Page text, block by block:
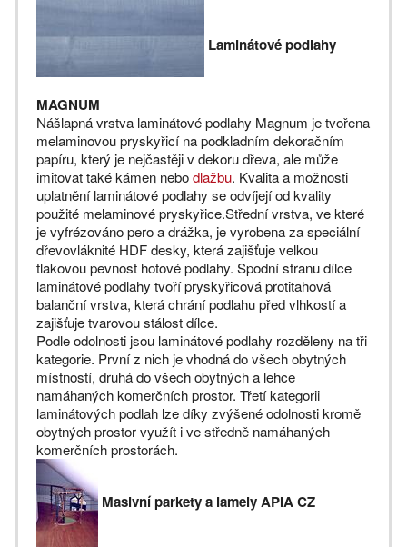
Laminátové podlahy
MAGNUM
Nášlapná vrstva laminátové podlahy Magnum je tvořena
melaminovou pryskyřicí na podkladním dekoračním
papíru, který je nejčastěji v dekoru dřeva, ale může
imitovat také kámen nebodlažbu. Kvalita a možnosti
uplatnění laminátové podlahy se odvíjejí od kvality
použité melaminové pryskyřice.Střední vrstva, ve které
je vyfrézováno pero a drážka, je vyrobena za speciální
dřevovláknité HDF desky, která zajišťuje velkou
tlakovou pevnost hotové podlahy. Spodní stranu dílce
laminátové podlahy tvoří pryskyřicová protitahová
balanční vrstva, která chrání podlahu před vlhkostí a
zajišťuje tvarovou stálost dílce.
Podle odolnosti jsou laminátové podlahy rozděleny na tři
kategorie. První z nich je vhodná do všech obytných
místností, druhá do všech obytných a lehce
namáhaných komerčních prostor. Třetí kategorii
laminátových podlah lze díky zvýšené odolnosti kromě
obytných prostor využít i ve středně namáhaných
komerčních prostorách.
Masivní parkety a lamely APIA CZ